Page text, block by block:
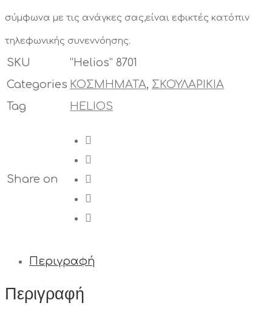
σύμφωνα με τις ανάγκες σας,είναι εφικτές κατόπιν
τηλεφωνικής συνεννόησης.
SKU
“Helios” 8701
Categories ΚΟΣΜΗΜΑΤΑ, ΣΚΟΥΛΑΡΙΚΙΑ
Tag
HELIOS
Share on
Περιγραφή
Περιγραφή